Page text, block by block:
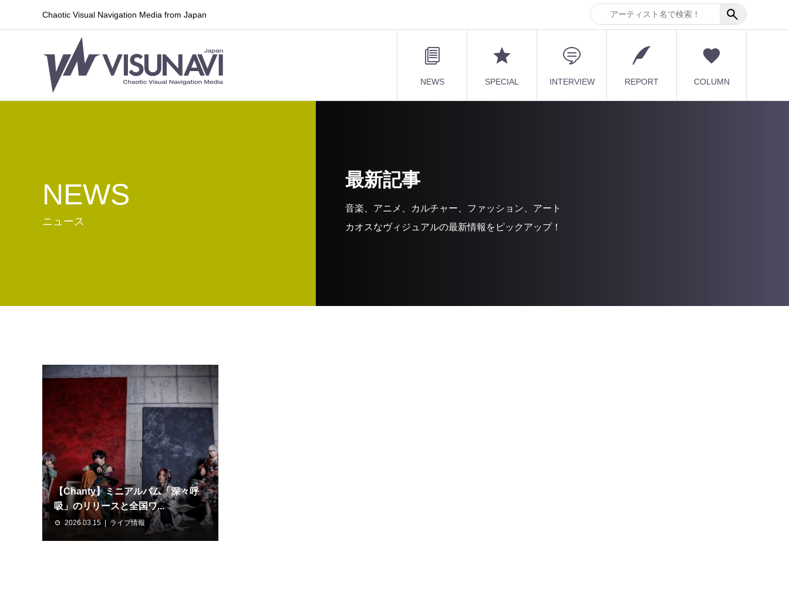
Chaotic Visual Navigation Media from Japan
NEWS SPECIAL INTERVIEW REPORT COLUMN
NEWS
ニュース
最新記事
音楽、アニメ、カルチャー、ファッション、アート
カオスなヴィジュアルの最新情報をピックアップ！
【Chanty】ミニアルバム「深々呼
吸」のリリースと全国ワ...
2026.03.15 ライブ情報